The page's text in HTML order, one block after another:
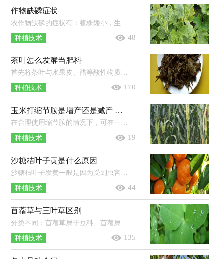
作物缺磷症状
种植技术 48
茶叶怎么发酵当肥料
首先将茶叶与水果皮、醋等酸性物质混合，再放入密封的容器中，放在太阳直射的地方进行发酵，保证其温度在40℃左右，温度过高时可加适量凉...
种植技术 170
玉米打缩节胺是增产还是减产 缩节胺打过量了怎么办
在合理使用缩节胺的情况下，可在一定程度上提高玉米产量，若过量使用缩节胺，则容易使玉米的生长受到抑制，导致减产。使用缩节胺应根据玉...
种植技术 19
沙糖桔叶子黄是什么原因
沙糖桔叶子发黄一般是因为受到虫害（如红蜘蛛）、营养失衡（如缺氮、缺铁）等原因导致的。红蜘蛛主要为害柑橘叶片、枝梢和果实，严重时被害...
种植技术 44
苜蓿草与三叶草区别
分类不同：苜蓿草属于豆科、苜蓿属，三叶草属于豆科、车轴草属。品种不同：苜蓿草通常指苜蓿属植物，三叶草通常指具有三出指状复叶的草本...
种植技术 135